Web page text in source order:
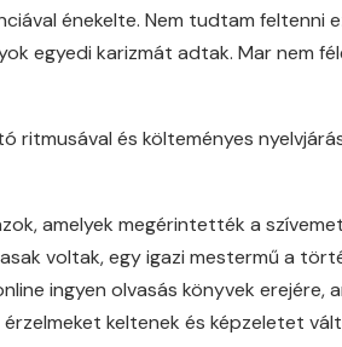
énekelte. Nem tudtam feltenni
egyedi karizmát adtak. Mar nem
ritmusával és költeményes
amelyek megérintették a
voltak, egy igazi mestermű a
ingyen olvasás könyvek erejére,
keltenek és képzeletet